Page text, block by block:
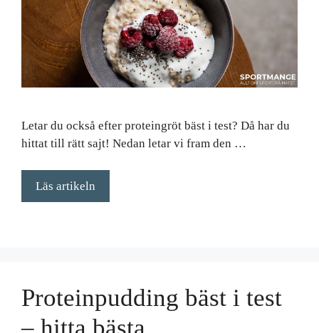
Letar du också efter proteingröt bäst i test? Då har du
hittat till rätt sajt! Nedan letar vi fram den …
Läs artikeln
Proteinpudding bäst i test